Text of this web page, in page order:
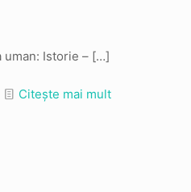
uman: Istorie – […]
Citește mai mult